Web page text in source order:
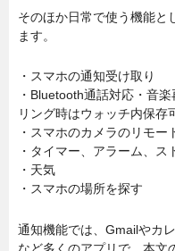
そのほか日常で使う機能と
ます。
・スマホの通知受け取り
・Bluetooth通話対応・音
リング時はウォッチ内保存
・スマホのカメラのリモー
・タイマー、アラーム、ス
・天気
・スマホの場所を探す
通知機能では、Gmailやカ
など多くのアプリで、本文